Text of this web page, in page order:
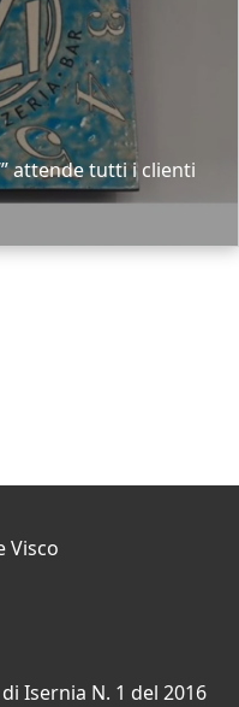
attende tutti i clienti
Visco
Isernia N. 1 del 2016